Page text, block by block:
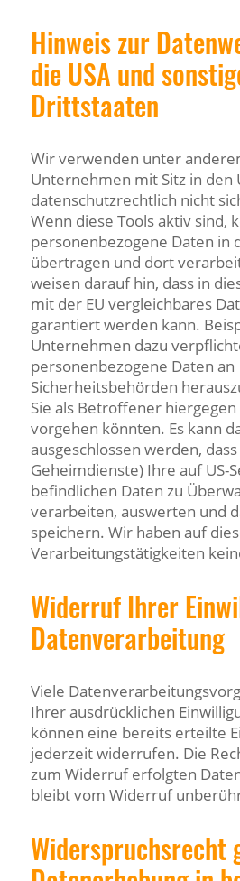
Hinweis zur
die USA und
Drittstaaten
Wir verwenden unter
Unternehmen mit Sitz in den
datenschutzrechtlich nicht
Wenn diese Tools aktiv sind,
personenbezogene Daten in
übertragen und dort
weisen darauf hin, dass in
mit der EU vergleichbares
garantiert werden kann.
Unternehmen dazu
personenbezogene Daten an
Sicherheitsbehörden
Sie als Betroffener
vorgehen könnten. Es kann
ausgeschlossen werden,
Geheimdienste) Ihre auf US-
befindlichen Daten zu
verarbeiten, auswerten und
speichern. Wir haben auf
Verarbeitungstätigkeiten
Widerruf Ihrer
Datenverarbeitung
Viele
Ihrer ausdrücklichen
können eine bereits erteilte
jederzeit widerrufen. Die
zum Widerruf erfolgten
bleibt vom Widerruf
Widerspruchsrecht